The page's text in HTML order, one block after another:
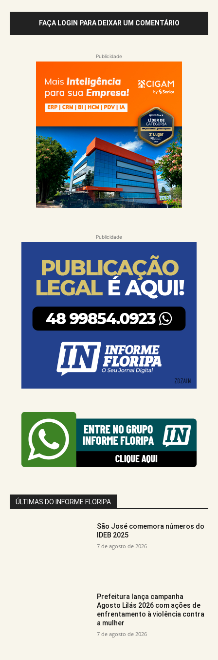
FAÇA LOGIN PARA DEIXAR UM COMENTÁRIO
Publicidade
Publicidade
ÚLTIMAS DO INFORME FLORIPA
São José comemora números do
IDEB 2025
7 de agosto de 2026
Prefeitura lança campanha
Agosto Lilás 2026 com ações de
enfrentamento à violência contra
a mulher
7 de agosto de 2026